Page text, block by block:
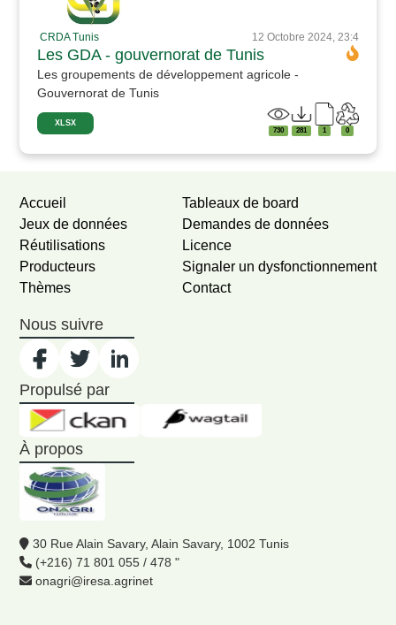
CRDA Tunis 12 Octobre 2024, 23:4
Les GDA - gouvernorat de Tunis
Les groupements de développement agricole -
Gouvernorat de Tunis
XLSX
730 281 1 0
Accueil
Jeux de données
Réutilisations
Producteurs
Thèmes
Tableaux de board
Demandes de données
Licence
Signaler un dysfonctionnement
Contact
Nous suivre
Propulsé par
À propos
30 Rue Alain Savary, Alain Savary, 1002 Tunis
(+216) 71 801 055 / 478 "
onagri@iresa.agrinet